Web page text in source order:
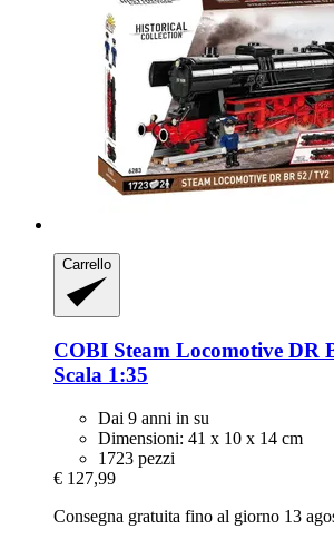
Carrello
COBI Steam Locomotive DR
Scala 1:35
Dai 9 anni in su
Dimensioni: 41 x 10 x 14 cm
1723 pezzi
€ 127,99
Consegna gratuita fino al giorno 13